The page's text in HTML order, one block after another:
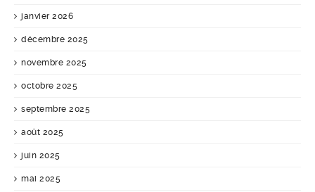
janvier 2026
décembre 2025
novembre 2025
octobre 2025
septembre 2025
août 2025
juin 2025
mai 2025